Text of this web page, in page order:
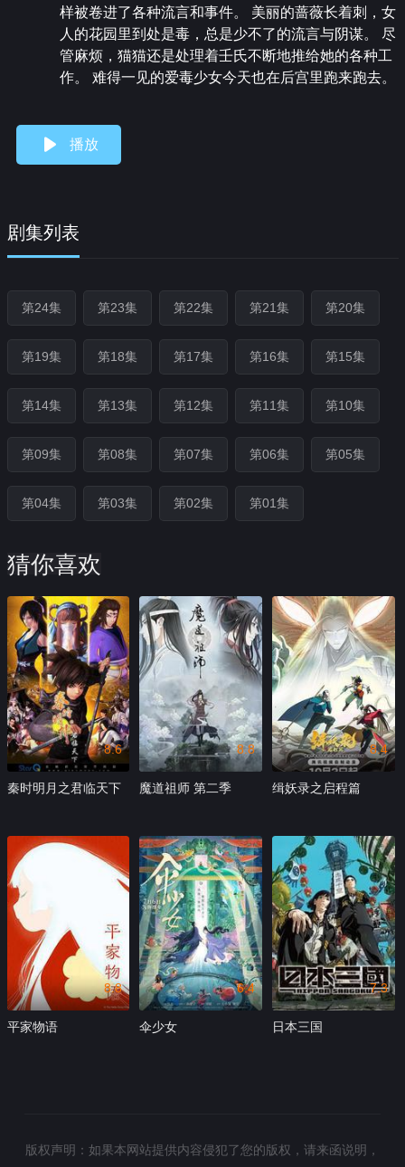
样被卷进了各种流言和事件。 美丽的蔷薇长着刺，女
人的花园里到处是毒，总是少不了的流言与阴谋。 尽
管麻烦，猫猫还是处理着壬氏不断地推给她的各种工
作。 难得一见的爱毒少女今天也在后宫里跑来跑去。
播放
剧集列表
第24集 第23集 第22集 第21集 第20集
第19集 第18集 第17集 第16集 第15集
第14集 第13集 第12集 第11集 第10集
第09集 第08集 第07集 第06集 第05集
第04集 第03集 第02集 第01集
猜你喜欢
8.6
秦时明月之君临天下
8.8
魔道祖师 第二季
8.4
缉妖录之启程篇
8.8
平家物语
6.4
伞少女
7.3
日本三国
版权声明：如果本网站提供内容侵犯了您的版权，请来函说明，